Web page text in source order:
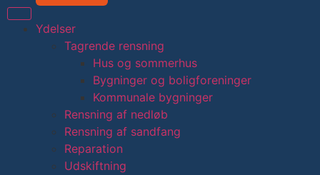
Ydelser
Tagrende rensning
Hus og sommerhus
Bygninger og boligforeninger
Kommunale bygninger
Rensning af nedløb
Rensning af sandfang
Reparation
Udskiftning